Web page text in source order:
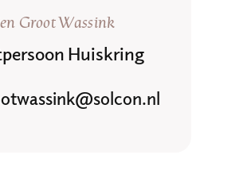
Groot Wassink
Huiskring